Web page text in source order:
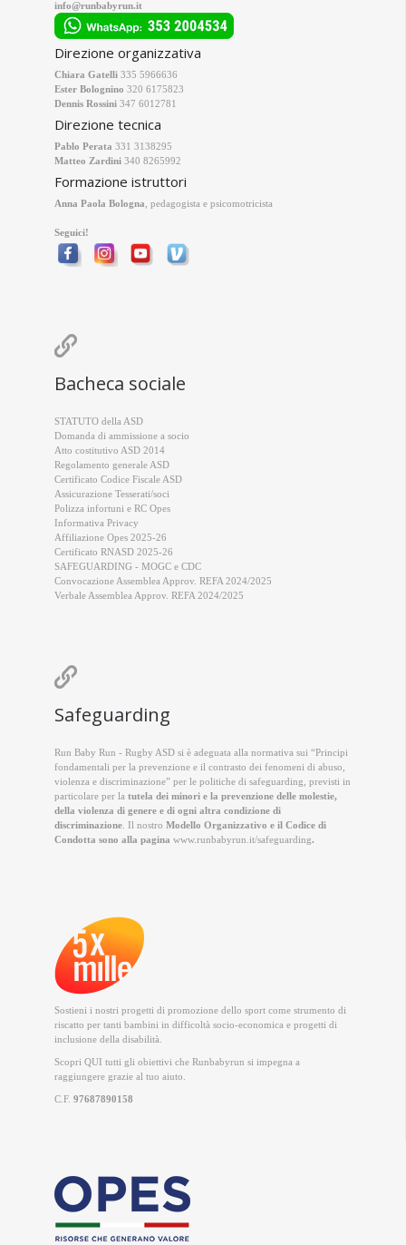
info@runbabyrun.it
Direzione organizzativa
Chiara Gatelli 335 5966636
Ester Bolognino 320 6175823
Dennis Rossini 347 6012781
Direzione tecnica
Pablo Perata 331 3138295
Matteo Zardini 340 8265992
Formazione istruttori
Anna Paola Bologna , pedagogista e psicomotricista
Seguici!

Bacheca sociale
STATUTO della ASD
Domanda di ammissione a socio
Atto costitutivo ASD 2014
Regolamento generale ASD
Certificato Codice Fiscale ASD
Assicurazione Tesserati/soci
Polizza infortuni e RC Opes
Informativa Privacy
Affiliazione Opes 2025-26
Certificato RNASD 2025-26
SAFEGUARDING - MOGC e CDC
Convocazione Assemblea Approv. REFA 2024/2025
Verbale Assemblea Approv. REFA 2024/2025

Safeguarding
Run Baby Run - Rugby ASD si è adeguata alla normativa sui “Principi
fondamentali per la prevenzione e il contrasto dei fenomeni di abuso,
violenza e discriminazione” per le politiche di safeguarding, previsti in
particolare per la tutela dei minori e la prevenzione delle molestie,
della violenza di genere e di ogni altra condizione di
discriminazione . Il nostro Modello Organizzativo e il Codice di
Condotta sono alla pagina www.runbabyrun.it/safeguarding.
Sostieni i nostri progetti di promozione dello sport come strumento di
riscatto per tanti bambini in difficoltà socio-economica e progetti di
inclusione della disabilità.
Scopri QUI tutti gli obiettivi che Runbabyrun si impegna a
raggiungere grazie al tuo aiuto.
C.F. 97687890158